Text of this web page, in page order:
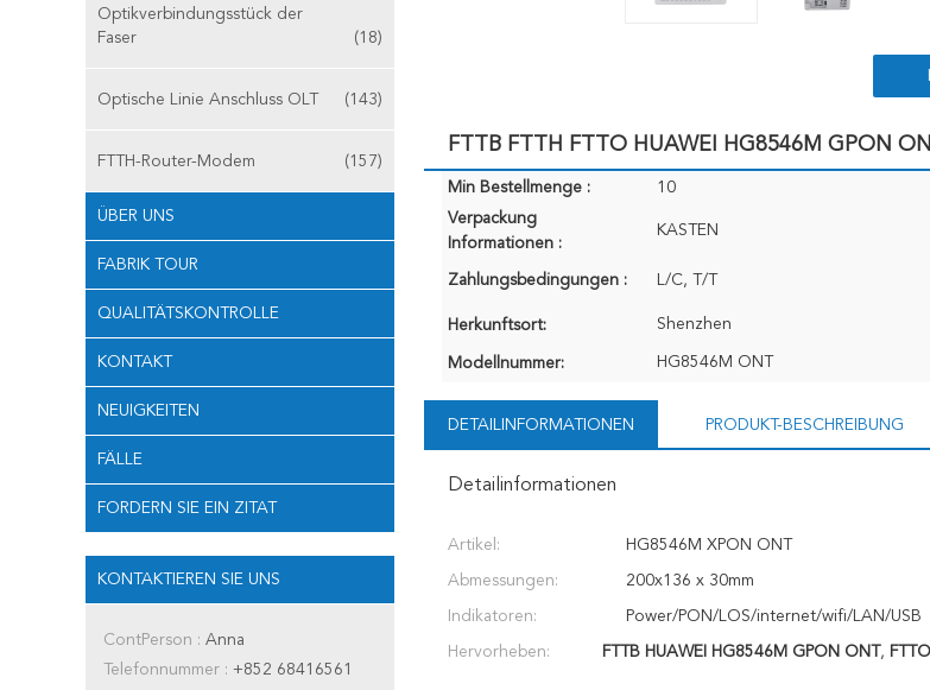
Optikverbindungsstück der
Faser
(18)
Optische Linie Anschluss OLT (143)
FTTH-Router-Modem (157)
ÜBER UNS
FABRIK TOUR
QUALITÄTSKONTROLLE
KONTAKT
NEUIGKEITEN
FÄLLE
FORDERN SIE EIN ZITAT
KONTAKTIEREN SIE UNS
ContPerson : Anna
Telefonnummer : +852 68416561
FTTB FTTH FTTO HUAWEI HG8546M GPON
Min Bestellmenge : 10
Verpackung
Informationen :
KASTEN
Zahlungsbedingungen : L/C, T/T
Herkunftsort: Shenzhen
Modellnummer: HG8546M ONT
DETAILINFORMATIONEN PRODUKT-BESCHREIBUNG
Detailinformationen
Artikel: HG8546M XPON ONT
Abmessungen: 200x136 x 30mm
Indikatoren: Power/PON/LOS/internet/wifi/LAN/USB
Hervorheben: FTTB HUAWEI HG8546M GPON ONT ,